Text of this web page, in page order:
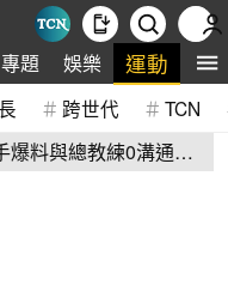
專題 娛樂 運動 全
跨世代 TCN
爆料與總教練0溝通